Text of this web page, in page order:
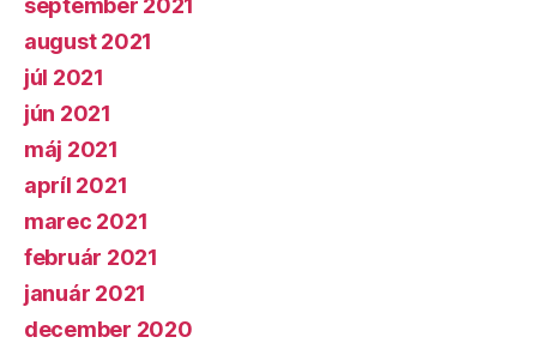
august 2021
júl 2021
jún 2021
máj 2021
apríl 2021
marec 2021
február 2021
január 2021
december 2020